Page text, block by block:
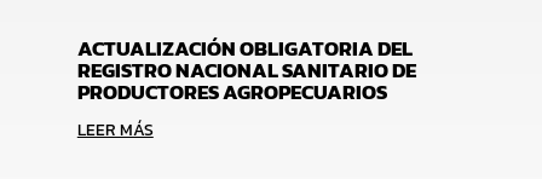
ACTUALIZACIÓN OBLIGATORIA DEL
REGISTRO NACIONAL SANITARIO DE
PRODUCTORES AGROPECUARIOS
LEER MÁS